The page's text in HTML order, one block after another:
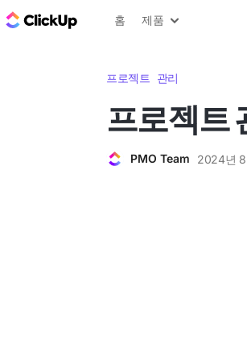
ClickUp 블로그
홈 제품
프로젝트 관리
프로젝트
PMO Team 2024년